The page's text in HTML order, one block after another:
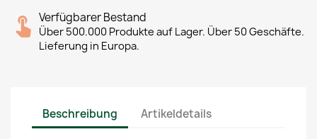
Verfügbarer Bestand
Über 500.000 Produkte auf Lager. Über 50 Geschäfte.
Lieferung in Europa.
Beschreibung Artikeldetails